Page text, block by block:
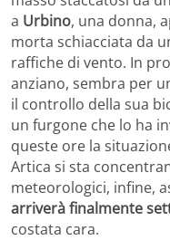
a Urbino, una donna,
morta schiacciata da
raffiche di vento. In
anziano, sembra per
il controllo della sua
un furgone che lo ha
queste ore la
Artica si sta
meteorologici, infine,
arriverà finalmente
costata cara.